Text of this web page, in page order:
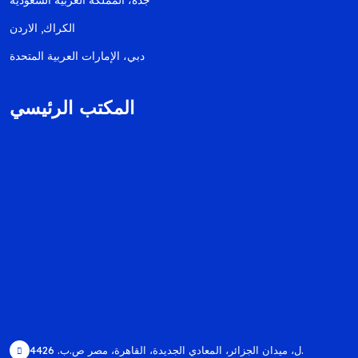
الكراك, الاردن
دبي، الإمارات العربية المتحدة
المكتب الرئيسي
44ل، ميدان الجزائر، المعادي الجديدة، القاهرة، مصر ص.ب. 26.